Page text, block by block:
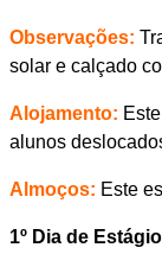
Observações:
solar e calçado
Alojamento:
alunos
Almoços: Este
1º Dia de Estágio